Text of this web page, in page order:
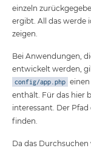
einzeln
ergibt. All das werde
zeigen.
Bei Anwendungen,
entwickelt werden,
config/app.php
enthält. Für das hier
interessant. Der
finden.
Da das